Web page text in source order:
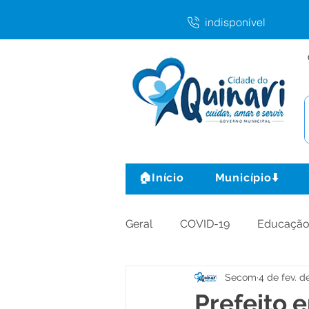
indisponível
🏠Início Município⬇️
Geral COVID-19 Educação
Agricultura e Produção
Prefeito
Secom 4 de fev.